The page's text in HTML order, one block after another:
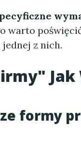
z nich.
Jak
formy